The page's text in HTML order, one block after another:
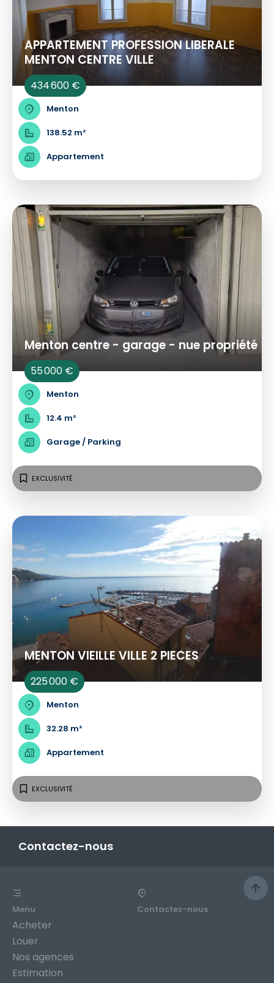
APPARTEMENT PROFESSION LIBERALE
MENTON CENTRE VILLE
434 600 €
Menton
138.52 m²
Appartement
Menton centre - garage - nue propriété
55 000 €
Menton
12.4 m²
Garage / Parking
EXCLUSIVITÉ
MENTON VIEILLE VILLE 2 PIECES
225 000 €
Menton
32.28 m²
Appartement
EXCLUSIVITÉ
Contactez-nous
Menu
Acheter
Louer
Nos agences
Estimation
Contactez-nous